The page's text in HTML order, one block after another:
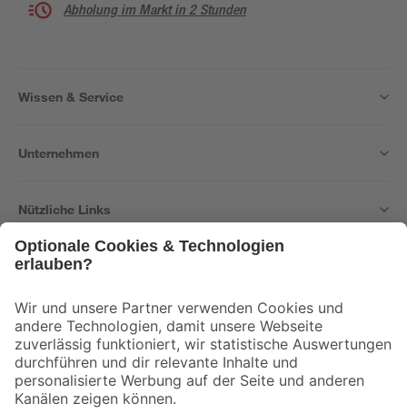
Abholung im Markt in 2 Stunden
Wissen & Service
Unternehmen
Nützliche Links
Der toom Newsletter: Keine Angebote und Aktionen mehr verpassen!
Zur Newsletter Anmeldung
Folge uns